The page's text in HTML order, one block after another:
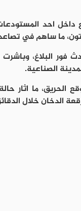
داخل احد
ما ساهم في
البلاغ، وباشرت
الصناعية.
ما اثار
الدخان خلال